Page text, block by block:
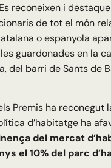
reconeixen i
de tot el món
o espanyola
guardonades en la
del barri de Sants de
Premis ha
d’habitatge ha
del mercat
el 10% del parc